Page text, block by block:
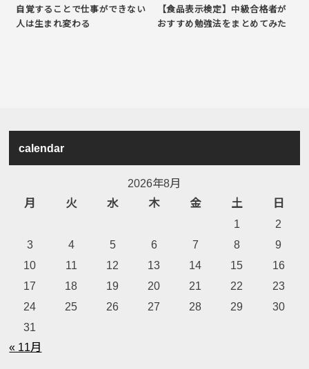
自覚することで仕事ができない
人は生まれ変わる
【食品表示検定】中級合格者が
おすすめ勉強法をまとめてみた
calendar
2026年8月
月
火 水 木 金 土
日
1
2
3
4 5 6 7 8
9
10
11 12 13 14 15
16
17
18 19 20 21 22
23
24
25 26 27 28 29
30
31
« 11月